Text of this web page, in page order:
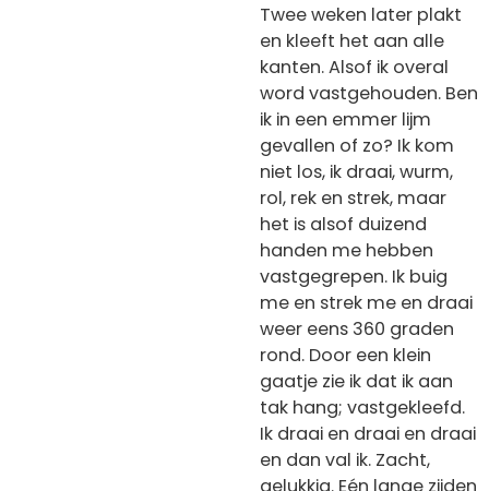
Twee weken later plakt
en kleeft het aan alle
kanten. Alsof ik overal
word vastgehouden. Ben
ik in een emmer lijm
gevallen of zo? Ik kom
niet los, ik draai, wurm,
rol, rek en strek, maar
het is alsof duizend
handen me hebben
vastgegrepen. Ik buig
me en strek me en draai
weer eens 360 graden
rond. Door een klein
gaatje zie ik dat ik aan
tak hang; vastgekleefd.
Ik draai en draai en draai
en dan val ik. Zacht,
gelukkig. Eén lange zijden